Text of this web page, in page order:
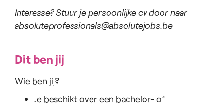
Interesse? Stuur je persoonlijke cv door naar
absoluteprofessionals@absolutejobs.be
Dit ben jij
Wie ben jij?
Je beschikt over een bachelor- of